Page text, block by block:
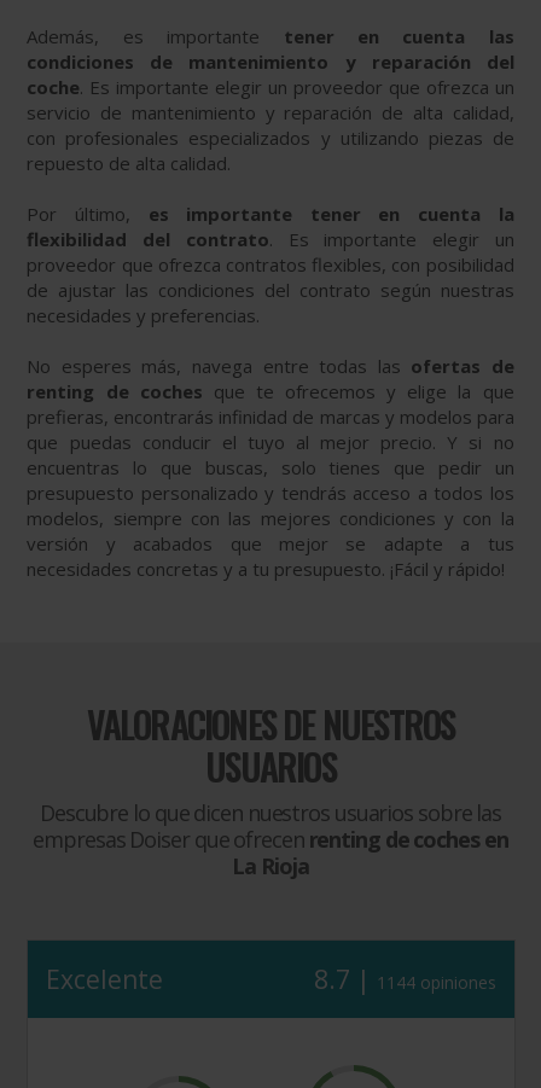
Además, es importante tener en cuenta las
condiciones de mantenimiento y reparación del
coche. Es importante elegir un proveedor que ofrezca un
servicio de mantenimiento y reparación de alta calidad,
con profesionales especializados y utilizando piezas de
repuesto de alta calidad.
Por último, es importante tener en cuenta la
flexibilidad del contrato. Es importante elegir un
proveedor que ofrezca contratos flexibles, con posibilidad
de ajustar las condiciones del contrato según nuestras
necesidades y preferencias.
No esperes más, navega entre todas las ofertas de
renting de coches que te ofrecemos y elige la que
prefieras, encontrarás infinidad de marcas y modelos para
que puedas conducir el tuyo al mejor precio. Y si no
encuentras lo que buscas, solo tienes que pedir un
presupuesto personalizado y tendrás acceso a todos los
modelos, siempre con las mejores condiciones y con la
versión y acabados que mejor se adapte a tus
necesidades concretas y a tu presupuesto. ¡Fácil y rápido!
VALORACIONES DE NUESTROS
USUARIOS
Descubre lo que dicen nuestros usuarios sobre las
empresas Doiser que ofrecen renting de coches en
La Rioja
Excelente 8.7 | 1144 opiniones